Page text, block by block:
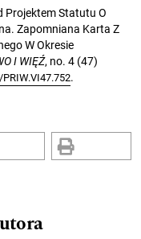
Projektem Statutu O
Zapomniana Karta Z
W Okresie
I WIĘŹ, no. 4 (47)
.